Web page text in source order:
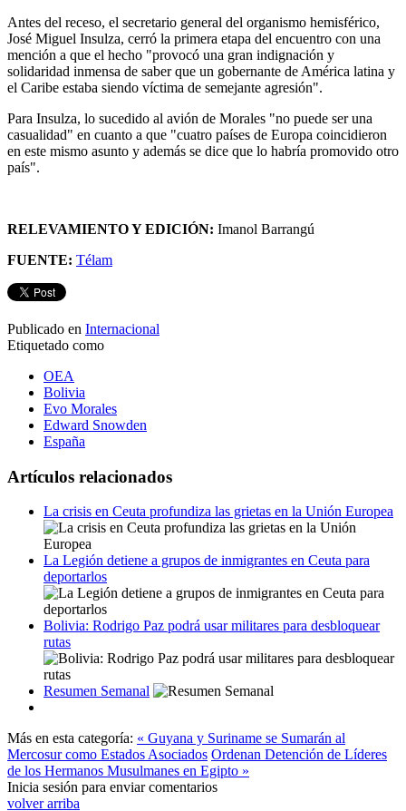
Antes del receso, el secretario general del organismo hemisférico,
José Miguel Insulza, cerró la primera etapa del encuentro con una
mención a que el hecho "provocó una gran indignación y
solidaridad inmensa de saber que un gobernante de América latina y
el Caribe estaba siendo víctima de semejante agresión".
Para Insulza, lo sucedido al avión de Morales "no puede ser una
casualidad" en cuanto a que "cuatro países de Europa coincidieron
en este mismo asunto y además se dice que lo habría promovido otro
país".
RELEVAMIENTO Y EDICIÓN: Imanol Barrangú
FUENTE: Télam
Publicado en Internacional
Etiquetado como
OEA
Bolivia
Evo Morales
Edward Snowden
España
Artículos relacionados
La crisis en Ceuta profundiza las grietas en la Unión Europea
La Legión detiene a grupos de inmigrantes en Ceuta para
deportarlos
Bolivia: Rodrigo Paz podrá usar militares para desbloquear
rutas
Resumen Semanal
Más en esta categoría: « Guyana y Suriname se Sumarán al
Mercosur como Estados Asociados Ordenan Detención de Líderes
de los Hermanos Musulmanes en Egipto »
Inicia sesión para enviar comentarios
volver arriba